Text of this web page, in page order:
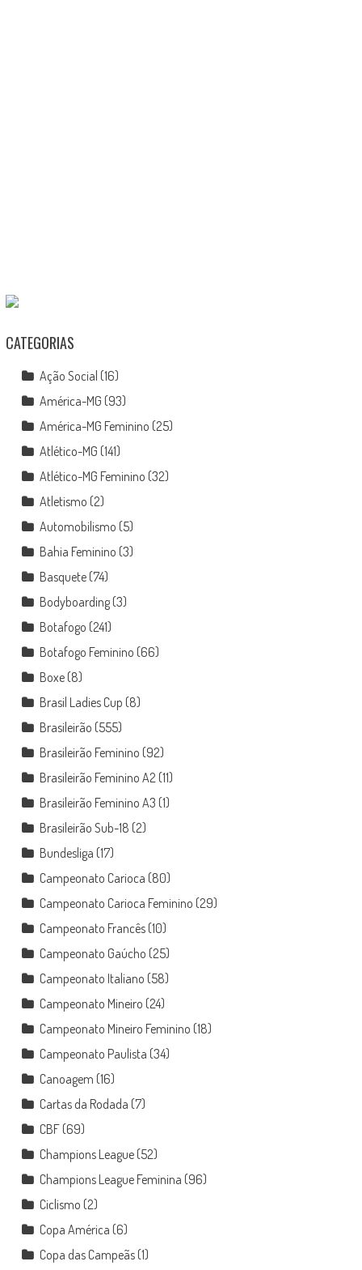
CATEGORIAS
Ação Social (16)
América-MG (93)
América-MG Feminino (25)
Atlético-MG (141)
Atlético-MG Feminino (32)
Atletismo (2)
Automobilismo (5)
Bahia Feminino (3)
Basquete(74)
Bodyboarding(3)
Botafogo (241)
Botafogo Feminino (66)
Boxe(8)
Brasil Ladies Cup (8)
Brasileirão (555)
Brasileirão Feminino (92)
Brasileirão Feminino A2 (11)
Brasileirão Feminino A3 (1)
Brasileirão Sub-18 (2)
Bundesliga (17)
Campeonato Carioca (80)
Campeonato Carioca Feminino (29)
Campeonato Francês(10)
Campeonato Gaúcho (25)
Campeonato Italiano (58)
Campeonato Mineiro (24)
Campeonato Mineiro Feminino (18)
Campeonato Paulista (34)
Canoagem (16)
Cartas da Rodada (7)
CBF(69)
Champions League(52)
Champions League Feminina (96)
Ciclismo (2)
Copa América (6)
Copa das Campeãs(1)